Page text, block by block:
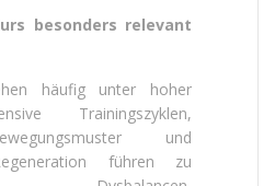
besonders relevant
häufig unter hoher
Trainingszyklen,
und
führen zu